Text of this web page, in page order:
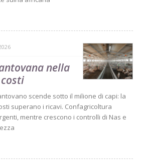
nella
scende sotto il milione di capi: la
superano i ricavi. Confagricoltura
mentre crescono i controlli di Nas e